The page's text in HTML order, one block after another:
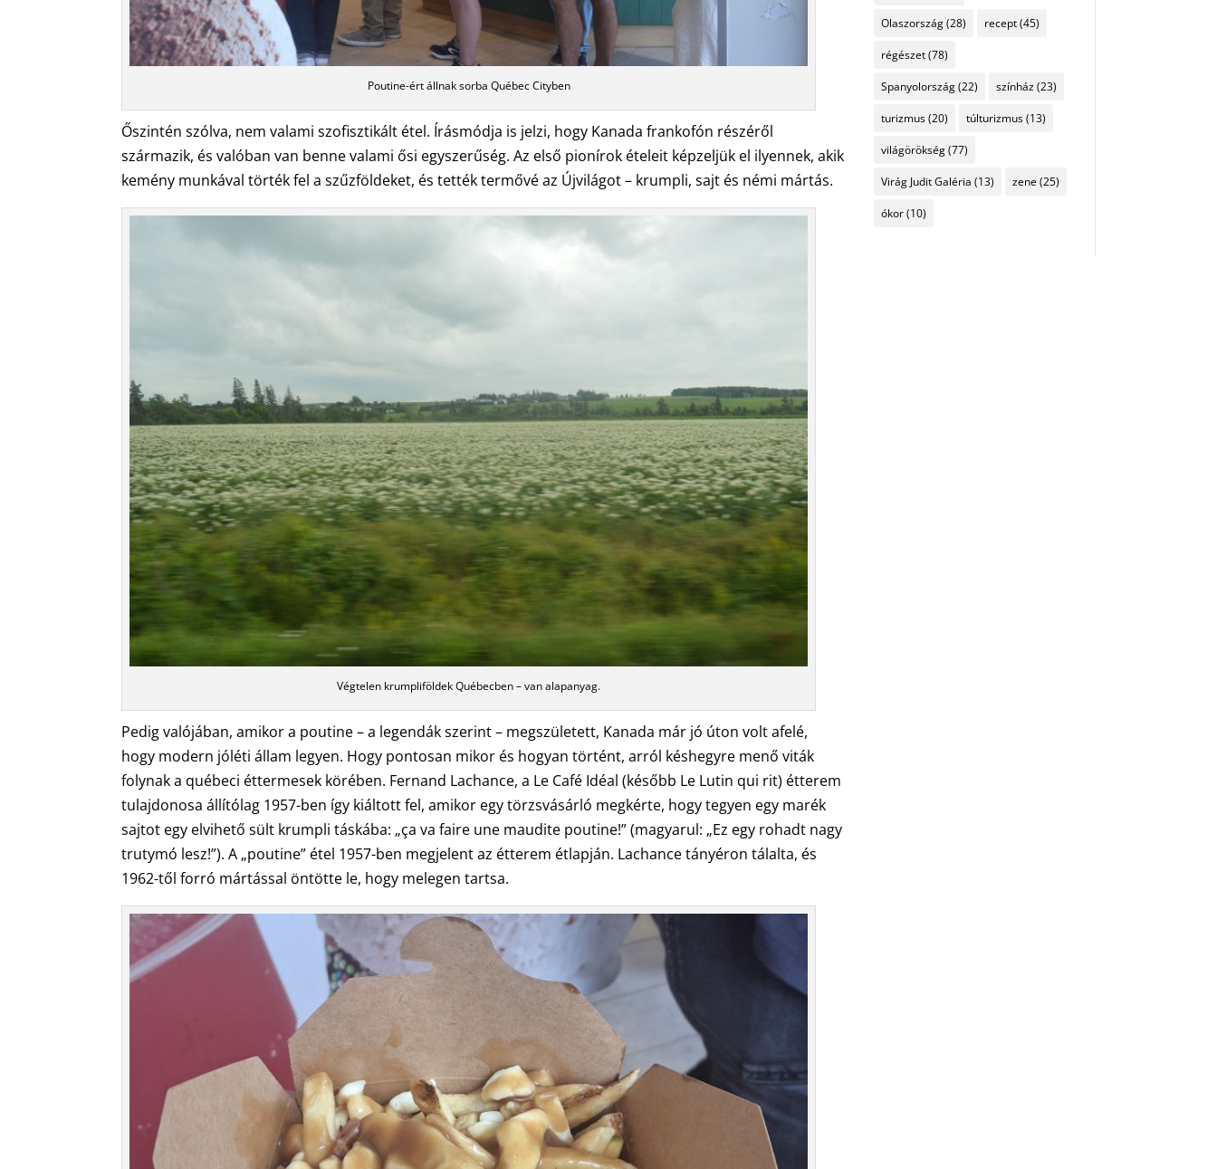
Poutine-ért állnak sorba Québec Cityben
Őszintén szólva, nem valami szofisztikált étel. Írásmódja is jelzi, hogy Kanada frankofón részéről
származik, és valóban van benne valami ősi egyszerűség. Az első pionírok ételeit képzeljük el ilyennek, akik
kemény munkával törték fel a szűzföldeket, és tették termővé az Újvilágot – krumpli, sajt és némi mártás.
Végtelen krumpliföldek Québecben – van alapanyag.
Pedig valójában, amikor a poutine – a legendák szerint – megszületett, Kanada már jó úton volt afelé,
hogy modern jóléti állam legyen. Hogy pontosan mikor és hogyan történt, arról késhegyre menő viták
folynak a québeci éttermesek körében. Fernand Lachance, a Le Café Idéal (később Le Lutin qui rit) étterem
tulajdonosa állítólag 1957-ben így kiáltott fel, amikor egy törzsvásárló megkérte, hogy tegyen egy marék
sajtot egy elvihető sült krumpli táskába: „ça va faire une maudite poutine!” (magyarul: „Ez egy rohadt nagy
trutymó lesz!”). A „poutine” étel 1957-ben megjelent az étterem étlapján. Lachance tányéron tálalta, és
1962-től forró mártással öntötte le, hogy melegen tartsa.
Olaszország(28) recept(45)
régészet(78)
Spanyolország(22) színház(23)
turizmus(20) túlturizmus(13)
világörökség(77)
Virág Judit Galéria (13) zene (25)
ókor(10)